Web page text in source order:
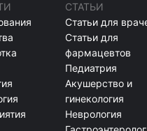
СТАТЬИ
Статьи для
Статьи для
фармацевтов
Педиатрия
Акушерство и
гинекология
Неврология